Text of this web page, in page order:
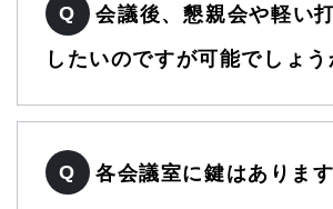
Q
会議後、懇親会や軽い
したいのですが可能でしょう
Q 各会議室に鍵はありま